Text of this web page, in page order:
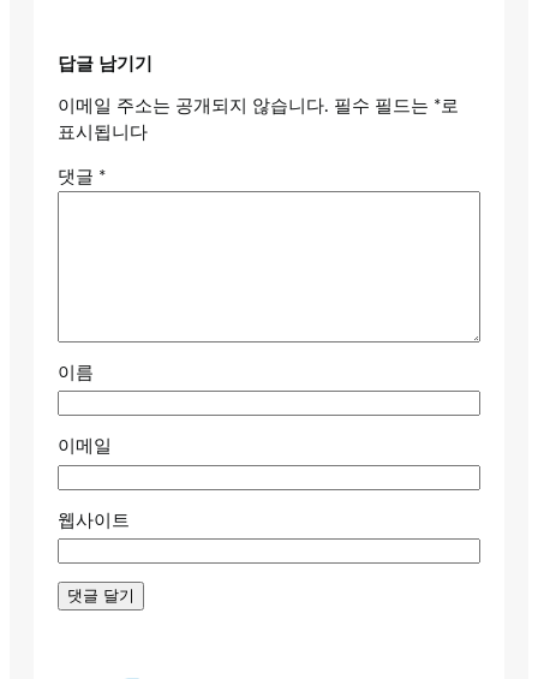
답글 남기기
이메일 주소는 공개되지 않습니다. 필수 필드는 *로
표시됩니다
댓글 *
이름
이메일
웹사이트